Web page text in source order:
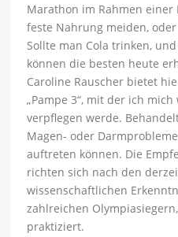
Marathon im Rahmen einer
feste Nahrung meiden,
Sollte man Cola trinken,
können die besten heute
Caroline Rauscher bietet
„Pampe 3“, mit der ich
verpflegen werde.
Magen- oder
auftreten können. Die
richten sich nach den
wissenschaftlichen
zahlreichen
praktiziert.